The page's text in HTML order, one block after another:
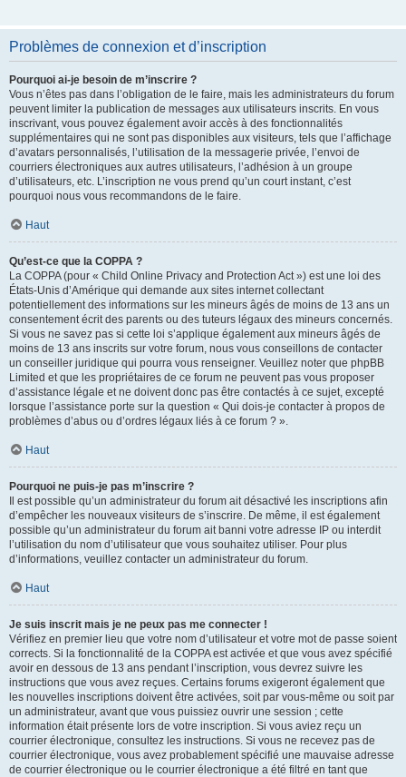
Problèmes de connexion et d’inscription
Pourquoi ai-je besoin de m’inscrire ?
Vous n’êtes pas dans l’obligation de le faire, mais les administrateurs du forum
peuvent limiter la publication de messages aux utilisateurs inscrits. En vous
inscrivant, vous pouvez également avoir accès à des fonctionnalités
supplémentaires qui ne sont pas disponibles aux visiteurs, tels que l’affichage
d’avatars personnalisés, l’utilisation de la messagerie privée, l’envoi de
courriers électroniques aux autres utilisateurs, l’adhésion à un groupe
d’utilisateurs, etc. L’inscription ne vous prend qu’un court instant, c’est
pourquoi nous vous recommandons de le faire.
Haut
Qu’est-ce que la COPPA ?
La COPPA (pour « Child Online Privacy and Protection Act ») est une loi des
États-Unis d’Amérique qui demande aux sites internet collectant
potentiellement des informations sur les mineurs âgés de moins de 13 ans un
consentement écrit des parents ou des tuteurs légaux des mineurs concernés.
Si vous ne savez pas si cette loi s’applique également aux mineurs âgés de
moins de 13 ans inscrits sur votre forum, nous vous conseillons de contacter
un conseiller juridique qui pourra vous renseigner. Veuillez noter que phpBB
Limited et que les propriétaires de ce forum ne peuvent pas vous proposer
d’assistance légale et ne doivent donc pas être contactés à ce sujet, excepté
lorsque l’assistance porte sur la question « Qui dois-je contacter à propos de
problèmes d’abus ou d’ordres légaux liés à ce forum ? ».
Haut
Pourquoi ne puis-je pas m’inscrire ?
Il est possible qu’un administrateur du forum ait désactivé les inscriptions afin
d’empêcher les nouveaux visiteurs de s’inscrire. De même, il est également
possible qu’un administrateur du forum ait banni votre adresse IP ou interdit
l’utilisation du nom d’utilisateur que vous souhaitez utiliser. Pour plus
d’informations, veuillez contacter un administrateur du forum.
Haut
Je suis inscrit mais je ne peux pas me connecter !
Vérifiez en premier lieu que votre nom d’utilisateur et votre mot de passe soient
corrects. Si la fonctionnalité de la COPPA est activée et que vous avez spécifié
avoir en dessous de 13 ans pendant l’inscription, vous devrez suivre les
instructions que vous avez reçues. Certains forums exigeront également que
les nouvelles inscriptions doivent être activées, soit par vous-même ou soit par
un administrateur, avant que vous puissiez ouvrir une session ; cette
information était présente lors de votre inscription. Si vous aviez reçu un
courrier électronique, consultez les instructions. Si vous ne recevez pas de
courrier électronique, vous avez probablement spécifié une mauvaise adresse
de courrier électronique ou le courrier électronique a été filtré en tant que